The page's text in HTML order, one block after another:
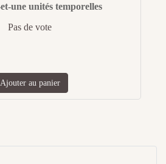
une unités temporelles
Pas de vote
Ajouter au panier